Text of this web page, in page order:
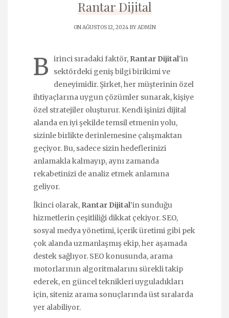
Rantar Dijital
ON AĞUSTOS 12, 2024 BYADMIN
B irinci sıradaki faktör, Rantar Dijital'in
sektördeki geniş bilgi birikimi ve
deneyimidir. Şirket, her müşterinin özel
ihtiyaçlarına uygun çözümler sunarak, kişiye
özel stratejiler oluşturur. Kendi işinizi dijital
alanda en iyi şekilde temsil etmenin yolu,
sizinle birlikte derinlemesine çalışmaktan
geçiyor. Bu, sadece sizin hedeflerinizi
anlamakla kalmayıp, aynı zamanda
rekabetinizi de analiz etmek anlamına
geliyor.
İkinci olarak, Rantar Dijital’in sunduğu
hizmetlerin çeşitliliği dikkat çekiyor. SEO,
sosyal medya yönetimi, içerik üretimi gibi pek
çok alanda uzmanlaşmış ekip, her aşamada
destek sağlıyor. SEO konusunda, arama
motorlarının algoritmalarını sürekli takip
ederek, en güncel teknikleri uyguladıkları
için, siteniz arama sonuçlarında üst sıralarda
yer alabiliyor.